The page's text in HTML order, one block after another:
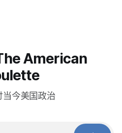
American
当今美国政治